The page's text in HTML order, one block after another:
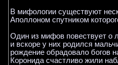
В мифологии существуют
Аполлоном спутником
Один из мифов повествует о
и вскоре у них родился
рождение обрадовало богов
Коронида счастливо жили